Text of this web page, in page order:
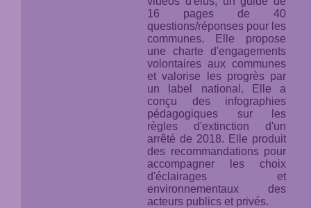
16 pages de 40
questions/réponses pour les
communes. Elle propose
une charte d'engagements
volontaires aux communes
et valorise les progrès par
un label national. Elle a
conçu des infographies
pédagogiques sur les
règles d'extinction d'un
arrêté de 2018. Elle produit
des recommandations pour
accompagner les choix
d'éclairages et
environnementaux des
acteurs publics et privés.